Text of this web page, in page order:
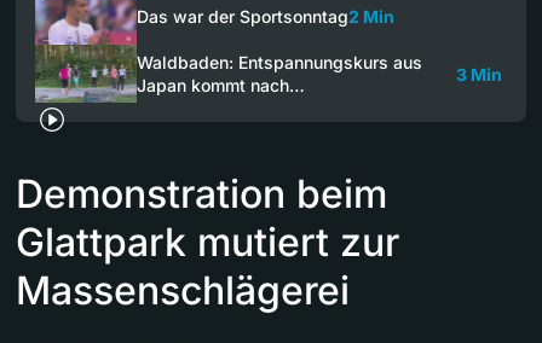
Das war der Sportsonntag2 Min
Waldbaden: Entspannungskurs aus
Japan kommt nach…
3 Min
Demonstration beim
Glattpark mutiert zur
Massenschlägerei